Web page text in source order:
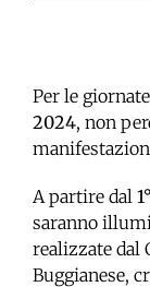
Per le
2024, non
A partire dal
saranno
realizzate dal
Buggianese,